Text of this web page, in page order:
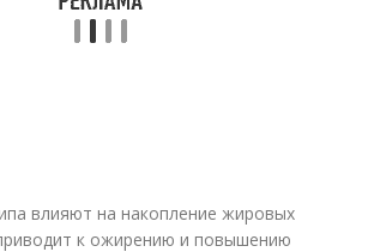
влияют на накопление жировых
к ожирению и повышению